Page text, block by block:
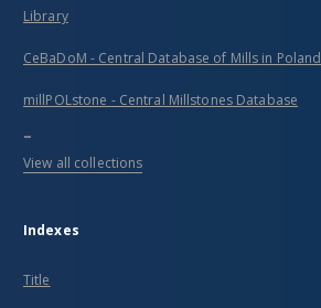
Library
CeBaDoM - Central Database of Mills in Poland
millPOLstone - Central Millstones Database
...
View all collections
Indexes
Title